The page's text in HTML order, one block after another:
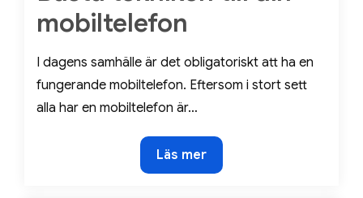
mobiltelefon
I dagens samhälle är det obligatoriskt att ha en
fungerande mobiltelefon. Eftersom i stort sett
alla har en mobiltelefon är…
Bästa
tekniken
Läs mer